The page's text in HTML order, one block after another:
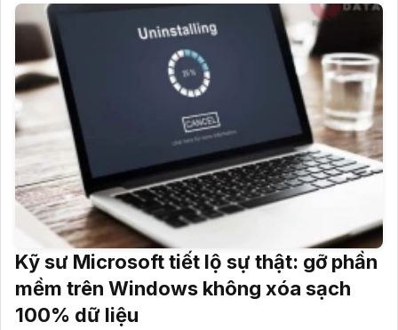
Kỹ sư Microsoft tiết lộ sự thật: gỡ phần
mềm trên Windows không xóa sạch
100% dữ liệu